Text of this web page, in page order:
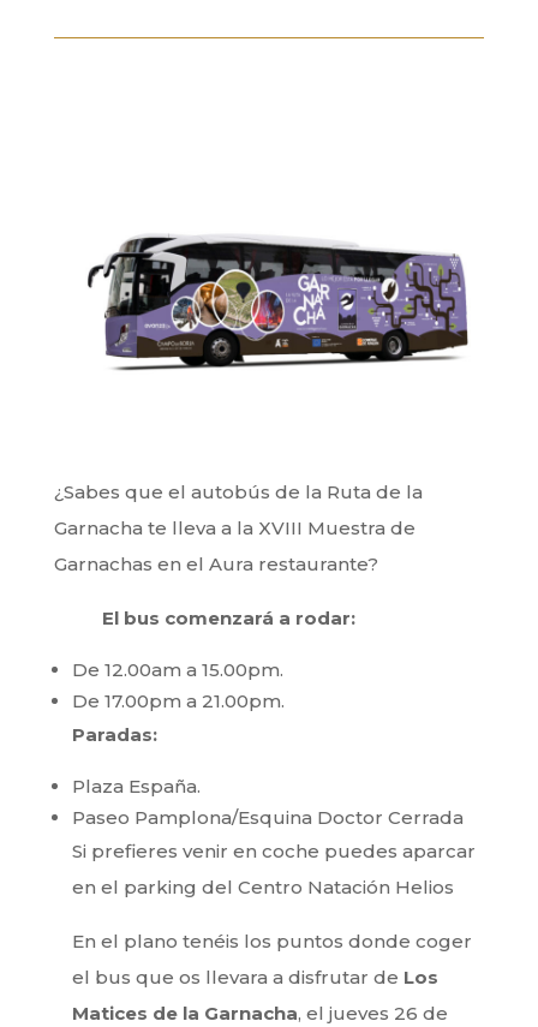
¿Sabes que el autobús de la Ruta de la
Garnacha te lleva a la XVIII Muestra de
Garnachas en el Aura restaurante?
El bus comenzará a rodar:
De 12.00am a 15.00pm.
De 17.00pm a 21.00pm.
Paradas:
Plaza España.
Paseo Pamplona/Esquina Doctor Cerrada
Si prefieres venir en coche puedes aparcar
en el parking del Centro Natación Helios
En el plano tenéis los puntos donde coger
el bus que os llevara a disfrutar de Los
Matices de la Garnacha, el jueves 26 de